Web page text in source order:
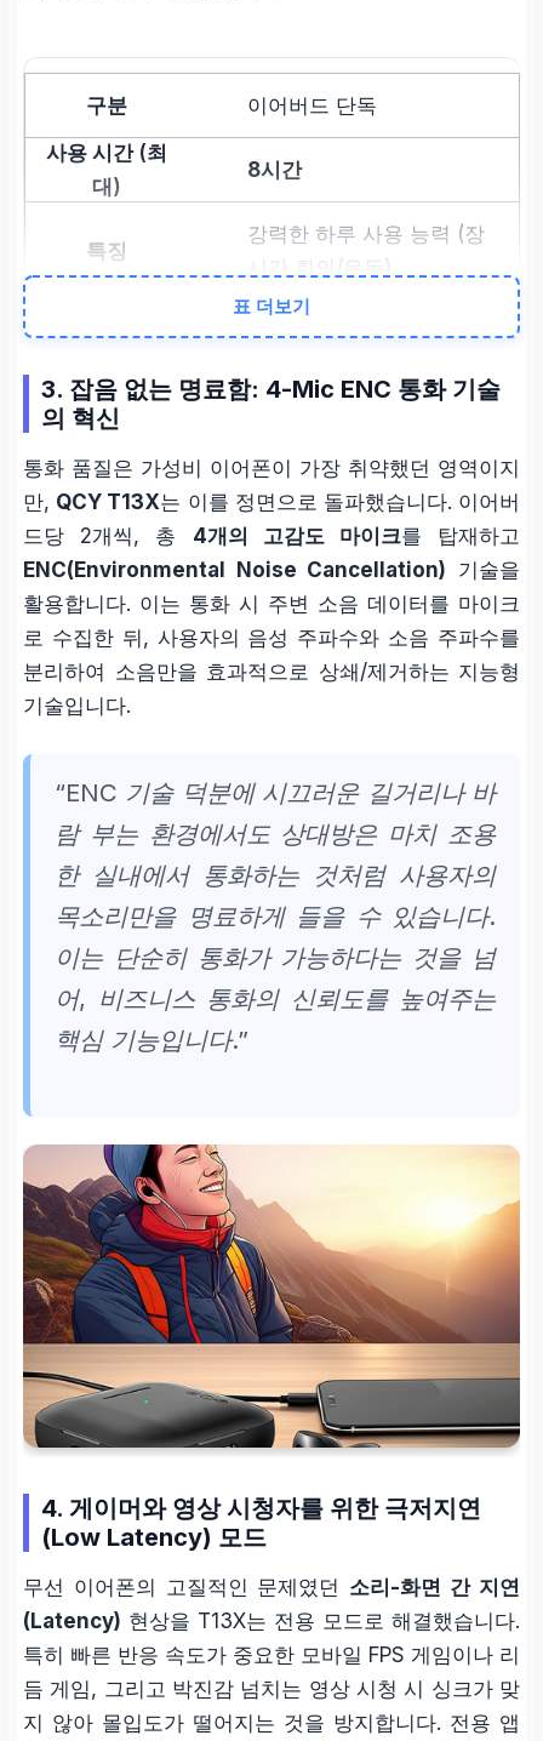
이어버드 단독
8시간
강력한 하루 사용 능력 (장
시간 회의/운동)
케이스 포함
여행/장거리 출장 시 충전
기 불필요
표 더보기
3. 잡음 없는 명료함: 4-Mic ENC 통화 기술
의 혁신
통화 품질은 가성비 이어폰이 가장 취약했던 영역이지
만, QCY T13X는 이를 정면으로 돌파했습니다. 이어버
드당 2개씩, 총 4개의 고감도 마이크를 탑재하고
ENC(Environmental Noise Cancellation) 기술을
활용합니다. 이는 통화 시 주변 소음 데이터를 마이크
로 수집한 뒤, 사용자의 음성 주파수와 소음 주파수를
분리하여 소음만을 효과적으로 상쇄/제거하는 지능형
기술입니다.
“ENC 기술 덕분에 시끄러운 길거리나 바
람 부는 환경에서도 상대방은 마치 조용
한 실내에서 통화하는 것처럼 사용자의
목소리만을 명료하게 들을 수 있습니다.
이는 단순히 통화가 가능하다는 것을 넘
어, 비즈니스 통화의 신뢰도를 높여주는
핵심 기능입니다.”
4. 게이머와 영상 시청자를 위한 극저지연
(Low Latency) 모드
무선 이어폰의 고질적인 문제였던 소리-화면 간 지연
(Latency) 현상을 T13X는 전용 모드로 해결했습니다.
특히 빠른 반응 속도가 중요한 모바일 FPS 게임이나 리
듬 게임, 그리고 박진감 넘치는 영상 시청 시 싱크가 맞
지 않아 몰입도가 떨어지는 것을 방지합니다. 전용 앱